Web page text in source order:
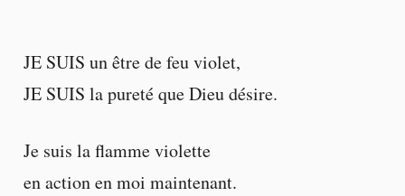
JE SUIS un être de feu violet,
JE SUIS la pureté que Dieu désire.
Je suis la flamme violette
en action en moi maintenant.